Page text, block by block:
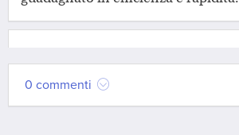
0 commenti